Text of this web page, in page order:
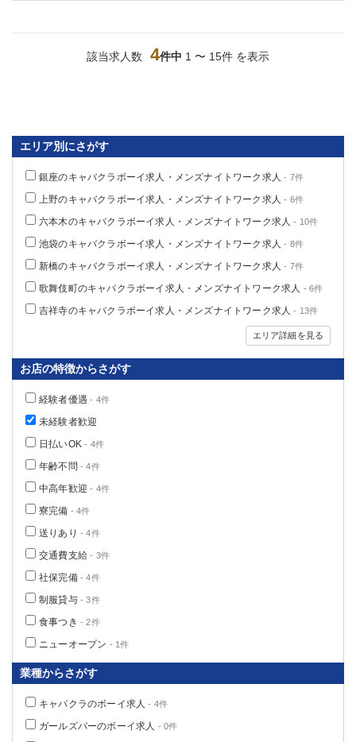
該当求人数 4件中 1 〜 15件 を表示
エリア別にさがす
銀座のキャバクラボーイ求人・メンズナイトワーク求人 - 7件
上野のキャバクラボーイ求人・メンズナイトワーク求人 - 6件
六本木のキャバクラボーイ求人・メンズナイトワーク求人 - 10件
池袋のキャバクラボーイ求人・メンズナイトワーク求人 - 8件
新橋のキャバクラボーイ求人・メンズナイトワーク求人 - 7件
歌舞伎町のキャバクラボーイ求人・メンズナイトワーク求人 - 6件
吉祥寺のキャバクラボーイ求人・メンズナイトワーク求人 - 13件
エリア詳細を見る
お店の特徴からさがす
経験者優遇 - 4件
未経験者歓迎
日払いOK - 4件
年齢不問 - 4件
中高年歓迎 - 4件
寮完備 - 4件
送りあり - 4件
交通費支給 - 3件
社保完備- 4件
制服貸与- 3件
食事つき - 2件
ニューオープン - 1件
業種からさがす
キャバクラのボーイ求人 - 4件
ガールズバーのボーイ求人 - 0件